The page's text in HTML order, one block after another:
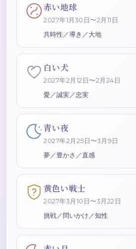
赤い地球
2027年1月30日〜2月11日
共時性／導き／大地
白い犬
2027年2月12日〜2月24日
愛／誠実／忠実
青い夜
2027年2月25日〜3月9日
夢／豊かさ／直感
黄色い戦士
2027年3月10日〜3月22日
挑戦／問いかけ／知性